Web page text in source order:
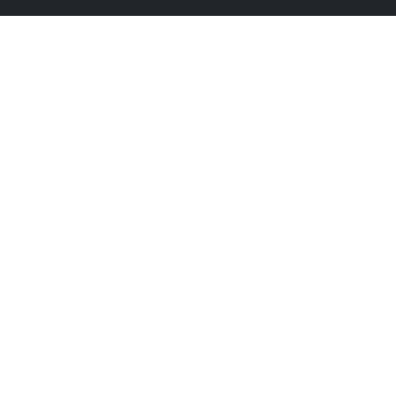
Umzug von Hennigsdorf nach Koblenz